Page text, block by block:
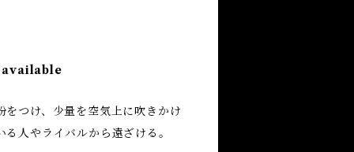
つけ、少量を空気上に吹きかけ
人やライバルから遠ざける。